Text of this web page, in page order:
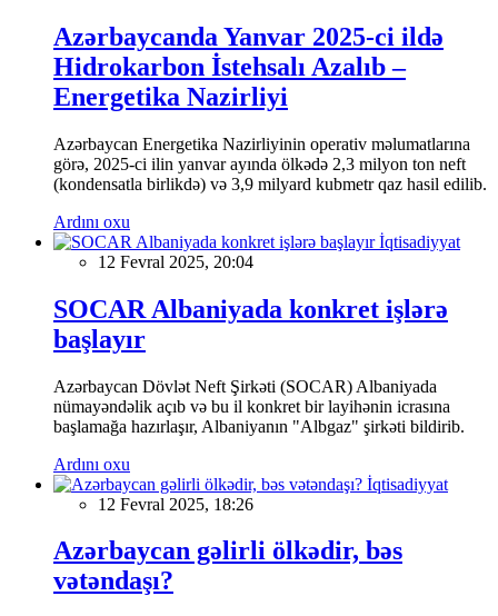
Azərbaycanda Yanvar 2025-ci ildə
Hidrokarbon İstehsalı Azalıb –
Energetika Nazirliyi
Azərbaycan Energetika Nazirliyinin operativ məlumatlarına
görə, 2025-ci ilin yanvar ayında ölkədə 2,3 milyon ton neft
(kondensatla birlikdə) və 3,9 milyard kubmetr qaz hasil edilib.
Ardını oxu
İqtisadiyyat
12 Fevral 2025, 20:04
SOCAR Albaniyada konkret işlərə
başlayır
Azərbaycan Dövlət Neft Şirkəti (SOCAR) Albaniyada
nümayəndəlik açıb və bu il konkret bir layihənin icrasına
başlamağa hazırlaşır, Albaniyanın "Albgaz" şirkəti bildirib.
Ardını oxu
İqtisadiyyat
12 Fevral 2025, 18:26
Azərbaycan gəlirli ölkədir, bəs
vətəndaşı?